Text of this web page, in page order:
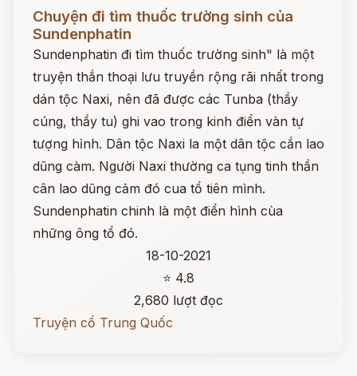
Chuyện đi tìm thuốc trường sinh của
Sundenphatin
Sundenphatin đi tìm thuốc trường sinh" là một
truyện thắn thoại lưu truyền rộng rãi nhất trong
dán tộc Naxi, nên đã được các Tunba (thầy
cúng, thầy tu) ghi vao trong kinh điển vàn tự
tượng hỉnh. Dân tộc Naxi la một dân tộc cắn lao
dũng càm. Người Naxi thường ca tụng tinh thần
cân lao dũng cảm đó cua tổ tiên mình.
Sundenphatin chinh là một điển hình cùa
những ông tổ đó.
18-10-2021
⭐ 4.8
2,680 lượt đọc
Truyện cổ Trung Quốc